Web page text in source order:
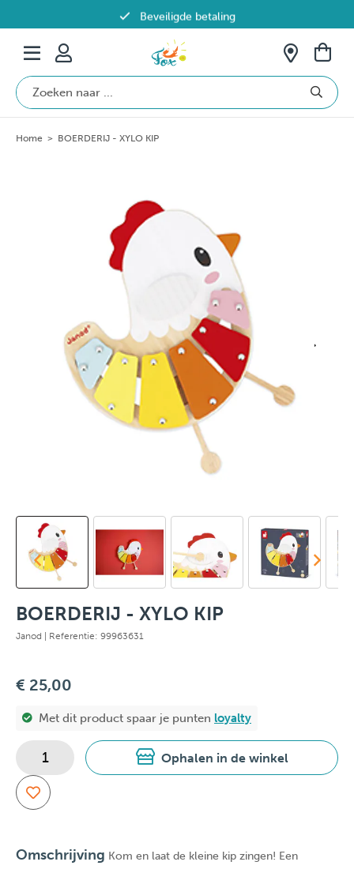
Beveiligde betaling
Gratis verzending vanaf €69 in België
Home > BOERDERIJ - XYLO KIP
BOERDERIJ - XYLO KIP
Janod | Referentie: 99963631
€ 25,00
Met dit product spaar je punten loyalty
Ophalen in de winkel
Omschrijving Kom en laat de kleine kip zingen! Een